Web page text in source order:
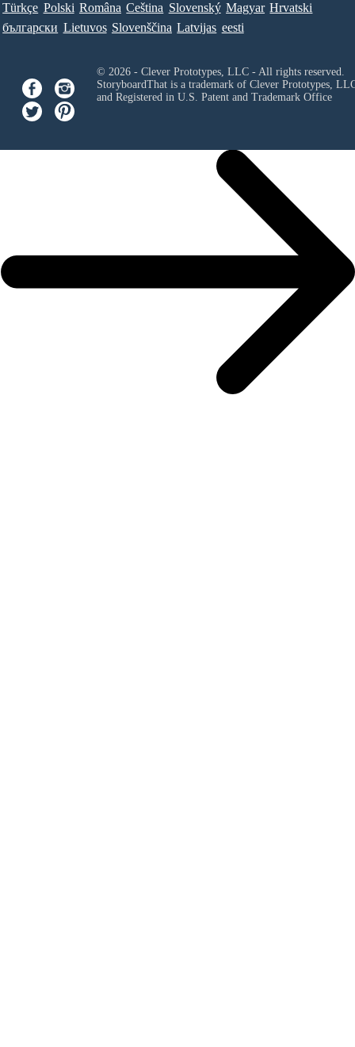
Türkçe Polski Româna Ceština Slovenský Magyar Hrvatski
български Lietuvos Slovenščina Latvijas eesti
© 2026 - Clever Prototypes, LLC - All rights reserved.
StoryboardThat is a trademark of Clever Prototypes,
and Registered in U.S. Patent and Trademark Office